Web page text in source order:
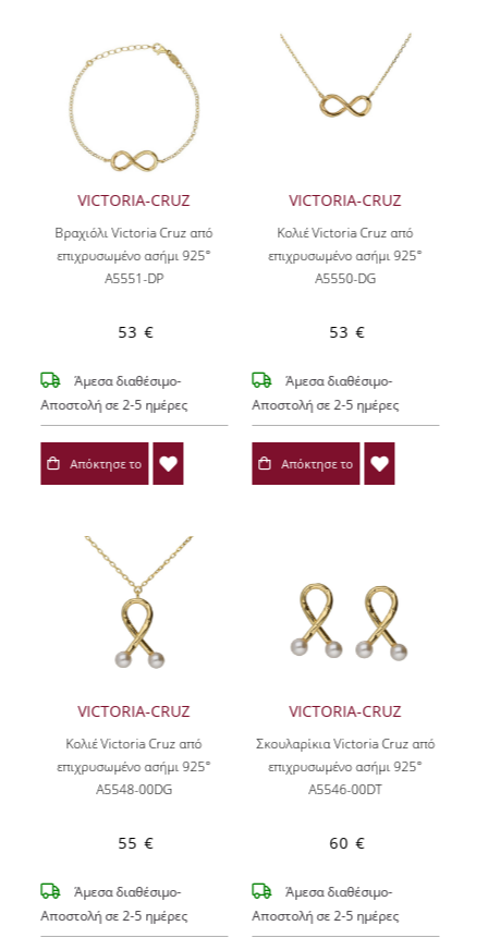
VICTORIA-CRUZ
Βραχιόλι Victoria Cruz από
επιχρυσωμένο ασήμι 925°
A5551-DP
53 €
Άμεσα διαθέσιμο-
Αποστολή σε 2-5 ημέρες
Απόκτησε το
VICTORIA-CRUZ
Κολιέ Victoria Cruz από
επιχρυσωμένο ασήμι 925°
A5550-DG
53 €
Άμεσα διαθέσιμο-
Αποστολή σε 2-5 ημέρες
Απόκτησε το
VICTORIA-CRUZ
Κολιέ Victoria Cruz από
επιχρυσωμένο ασήμι 925°
A5548-00DG
55 €
Άμεσα διαθέσιμο-
Αποστολή σε 2-5 ημέρες
VICTORIA-CRUZ
Σκουλαρίκια Victoria Cruz από
επιχρυσωμένο ασήμι 925°
A5546-00DT
60 €
Άμεσα διαθέσιμο-
Αποστολή σε 2-5 ημέρες